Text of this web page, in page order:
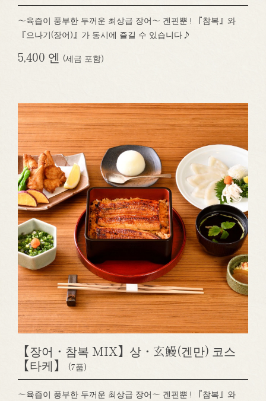
～육즙이 풍부한 두꺼운 최상급 장어～ 겐핀뿐 ! 『참복』와
『으나기(장어)』가 동시에 즐길 수 있습니다♪
5,400 엔 (세금 포함)
【장어・참복 MIX】상・玄鰻(겐만) 코스
【타케】
(7품)
～육즙이 풍부한 두꺼운 최상급 장어～ 겐핀뿐 ! 『참복』와